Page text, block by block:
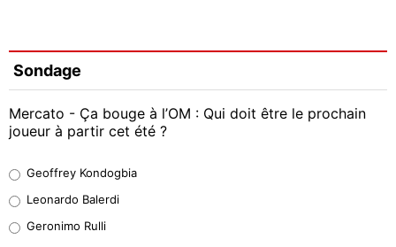
Sondage
Mercato - Ça bouge à l’OM : Qui doit être le prochain
joueur à partir cet été ?
38%
32%
Geoffrey Kondogbia
Leonardo Balerdi
Geronimo Rulli